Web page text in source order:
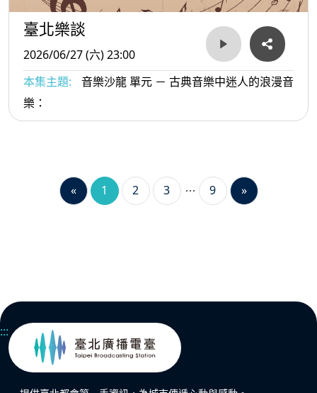
臺北樂談
2026/06/27 (六) 23:00
本集主題:
音樂沙龍 單元 － 古典音樂中迷人的浪漫音
樂：
« 1 2 3 9 »
:::